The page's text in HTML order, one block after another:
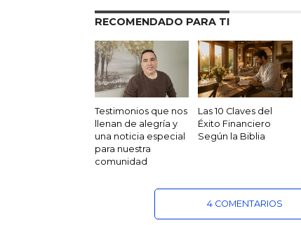
RECOMENDADO PARA TI
Testimonios que nos
llenan de alegría y
una noticia especial
para nuestra
comunidad
Las 10 Claves del
Éxito Financiero
Según la Biblia
4 COMENTARIOS